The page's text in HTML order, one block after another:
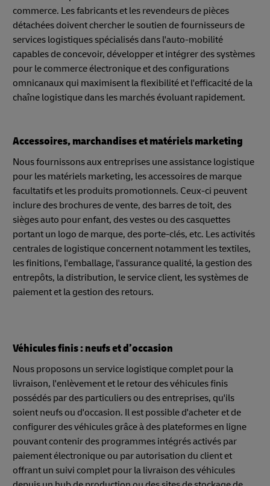
commerce. Les fabricants et les revendeurs de pièces
détachées doivent chercher le soutien de fournisseurs de
services logistiques spécialisés dans l'auto-mobilité
capables de concevoir, développer et intégrer des systèmes
pour le commerce électronique et des configurations
omnicanaux qui maximisent la flexibilité et l'efficacité de la
chaîne logistique dans les marchés évoluant rapidement.
Accessoires, marchandises et matériels marketing
Nous fournissons aux entreprises une assistance logistique
pour les matériels marketing, les accessoires de marque
facultatifs et les produits promotionnels. Ceux-ci peuvent
inclure des brochures de vente, des barres de toit, des
sièges auto pour enfant, des vestes ou des casquettes
portant un logo de marque, des porte-clés, etc. Les activités
centrales de logistique concernent notamment les textiles,
les finitions, l'emballage, l'assurance qualité, la gestion des
entrepôts, la distribution, le service client, les systèmes de
paiement et la gestion des retours.
Véhicules finis : neufs et d’occasion
Nous proposons un service logistique complet pour la
livraison, l'enlèvement et le retour des véhicules finis
possédés par des particuliers ou des entreprises, qu'ils
soient neufs ou d'occasion. Il est possible d'acheter et de
configurer des véhicules grâce à des plateformes en ligne
pouvant contenir des programmes intégrés activés par
paiement électronique ou par autorisation du client et
offrant un suivi complet pour la livraison des véhicules